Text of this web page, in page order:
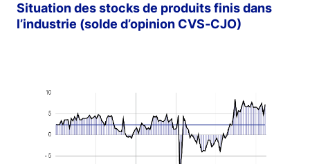
Situation des stocks de produits finis dans
l’industrie (solde d’opinion CVS‑CJO)